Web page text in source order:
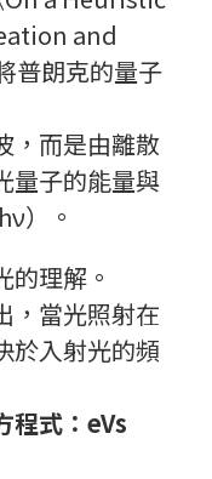
and
普朗克的量子
，而是由離散
量子的能量與
hν）。
的理解。
，當光照射在
於入射光的頻
程式： eVs